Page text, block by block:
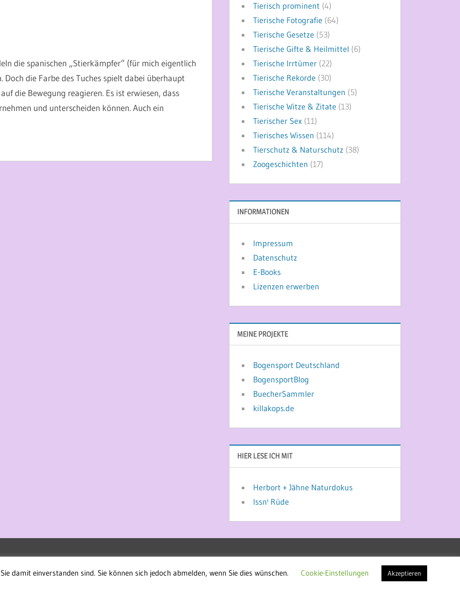
die spanischen „Stierkämpfer“ (für mich eigentlich
die Farbe des Tuches spielt dabei überhaupt
die Bewegung reagieren. Es ist erwiesen, dass
und unterscheiden können. Auch ein
Tierisch prominent (4)
Tierische Fotografie (64)
Tierische Gesetze (53)
Tierische Gifte & Heilmittel (6)
Tierische Irrtümer (22)
Tierische Rekorde (30)
Tierische Veranstaltungen (5)
Tierische Witze & Zitate (13)
Tierischer Sex (11)
Tierisches Wissen (114)
Tierschutz & Naturschutz (38)
Zoogeschichten (17)
INFORMATIONEN
Impressum
Datenschutz
E-Books
Lizenzen erwerben
MEINE PROJEKTE
Bogensport Deutschland
BogensportBlog
BuecherSammler
killakops.de
HIER LESE ICH MIT
Herbort + Jähne Naturdokus
Issn' Rüde
damit einverstanden sind. Sie können sich jedoch abmelden, wenn Sie dies wünschen.
Cookie-Einstellungen Akzeptieren